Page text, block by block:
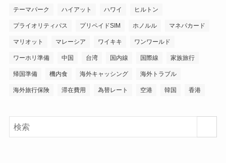
テーマパーク ハイアット ハワイ ヒルトン
プライオリティパス プリペイドSIM ホノルル マネパカード
マリオット マレーシア ワイキキ ワンワールド
ワーホリ準備 中国 台湾 国内線 国際線 家族旅行
帰国準備 機内食 海外キャッシング 海外トラブル
海外旅行保険 滞在費用 為替レート 空港 韓国 香港